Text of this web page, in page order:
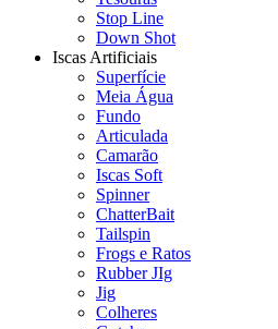
Stop Line
Down Shot
Iscas Artificiais
Superfície
Meia Água
Fundo
Articulada
Camarão
Iscas Soft
Spinner
ChatterBait
Tailspin
Frogs e Ratos
Rubber JIg
Jig
Colheres